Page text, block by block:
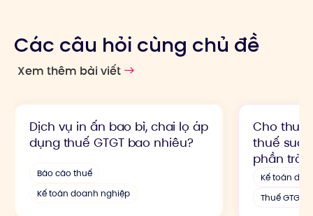
Các câu hỏi cùng chủ đề
Xem thêm bài viết
Dịch vụ in ấn bao bì, chai lọ áp
dụng thuế GTGT bao nhiêu?
Báo cáo thuế
Kế toán doanh nghiệp
Cho thuê
thuế suất
phần
Kế toán
Thuế GTGT